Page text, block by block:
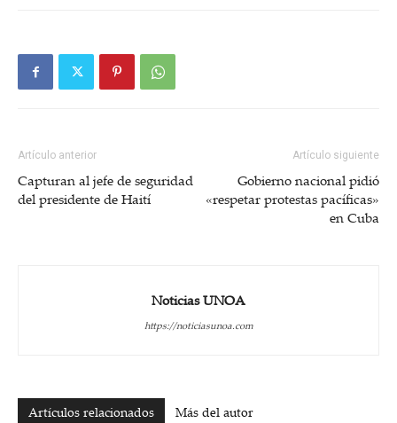
Artículo anterior
Capturan al jefe de seguridad
del presidente de Haití
Artículo siguiente
Gobierno nacional pidió
«respetar protestas pacíficas»
en Cuba
Noticias UNOA
https://noticiasunoa.com
Artículos relacionados Más del autor